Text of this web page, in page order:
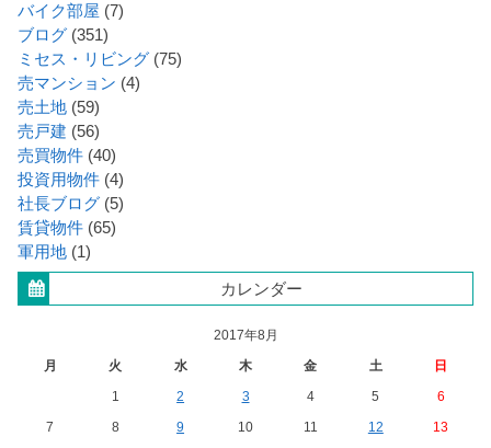
バイク部屋 (7)
ブログ (351)
ミセス・リビング (75)
売マンション (4)
売土地 (59)
売戸建 (56)
売買物件 (40)
投資用物件 (4)
社長ブログ (5)
賃貸物件 (65)
軍用地 (1)
カレンダー
2017年8月
月
火 水 木 金 土
日
1
2 3 4 5
6
7
8 9 10 11 12
13